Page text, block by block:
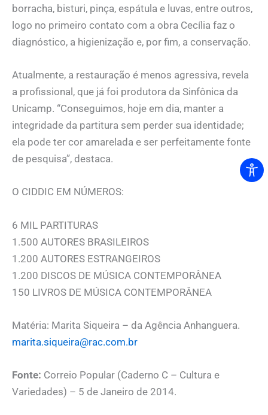
borracha, bisturi, pinça, espátula e luvas, entre outros,
logo no primeiro contato com a obra Cecília faz o
diagnóstico, a higienização e, por fim, a conservação.
Atualmente, a restauração é menos agressiva, revela
a profissional, que já foi produtora da Sinfônica da
Unicamp. “Conseguimos, hoje em dia, manter a
integridade da partitura sem perder sua identidade;
ela pode ter cor amarelada e ser perfeitamente fonte
de pesquisa”, destaca.
O CIDDIC EM NÚMEROS:
6 MIL PARTITURAS
1.500 AUTORES BRASILEIROS
1.200 AUTORES ESTRANGEIROS
1.200 DISCOS DE MÚSICA CONTEMPORÂNEA
150 LIVROS DE MÚSICA CONTEMPORÂNEA
Matéria: Marita Siqueira – da Agência Anhanguera.
marita.siqueira@rac.com.br
Fonte: Correio Popular (Caderno C – Cultura e
Variedades) – 5 de Janeiro de 2014.